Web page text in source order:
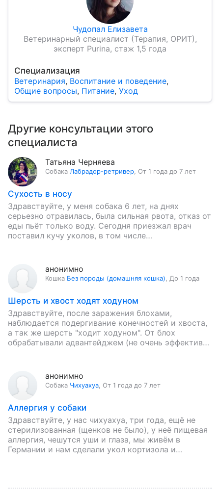
Чудопал Елизавета
Ветеринарный специалист (Терапия, ОРИТ),
эксперт Purina, стаж 1,5 года
Специализация
Ветеринария, Воспитание и поведение,
Общие вопросы, Питание, Уход
Другие консультации этого
специалиста
Татьяна Черняева
Собака Лабрадор-ретривер От 1 года до 7 лет
Сухость в носу
Здравствуйте, у меня собака 6 лет, на днях
серьезно отравилась, была сильная рвота, отказ от
еды пьёт только воду. Сегодня приезжал врач
поставил кучу уколов, в том числе
анонимно
Кошка Без породы (домашняя кошка) До 1 года
Шерсть и хвост ходят ходуном
Здравствуйте, после заражения блохами,
наблюдается подергивание конечностей и хвоста,
а так же шерсть "ходит ходуном". От блох
обрабатывали адвантейджем (не очень эффективно
анонимно
Собака Чихуахуа От 1 года до 7 лет
Аллергия у собаки
Здравствуйте, у нас чихуахуа, три года, ещё не
стерилизованная (щенков не было), у неё пищевая
аллергия, чешутся уши и глаза, мы живём в
Германии и нам сделали укол кортизола и…